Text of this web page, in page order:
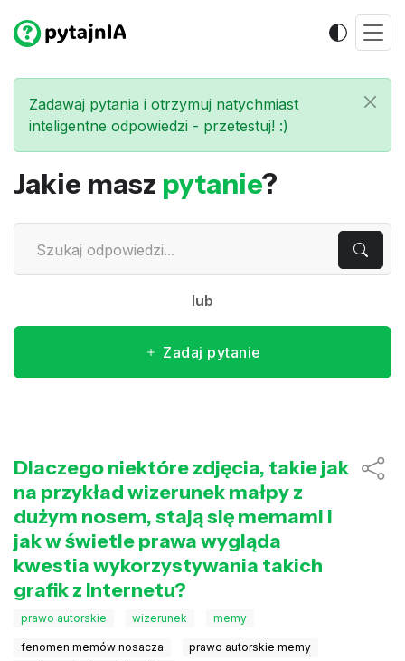
Zadawaj pytania i otrzymuj natychmiast
inteligentne odpowiedzi - przetestuj! :)
Jakie masz pytanie?
lub
Zadaj pytanie
Dlaczego niektóre zdjęcia, takie jak
na przykład wizerunek małpy z
dużym nosem, stają się memami i
jak w świetle prawa wygląda
kwestia wykorzystywania takich
grafik z Internetu?
prawo autorskie wizerunek memy
fenomen memów nosacza
prawo autorskie memy